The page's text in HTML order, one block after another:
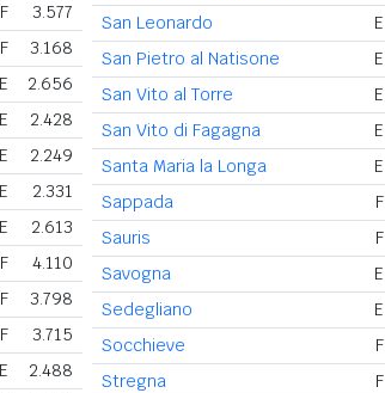
F
3.577
F
3.168
E
2.656
E
2.428
E
2.249
E
2.331
E
2.613
F
4.110
F
3.798
F
3.715
E
2.488
San Leonardo
E
San Pietro al Natisone
E
San Vito al Torre
E
San Vito di Fagagna
E
Santa Maria la Longa
E
Sappada
F
Sauris
F
Savogna
E
Sedegliano
E
Socchieve
F
Stregna
F